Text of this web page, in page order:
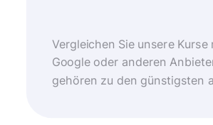
Vergleichen Sie unsere Kurse
Google oder anderen
gehören zu den günstigsten